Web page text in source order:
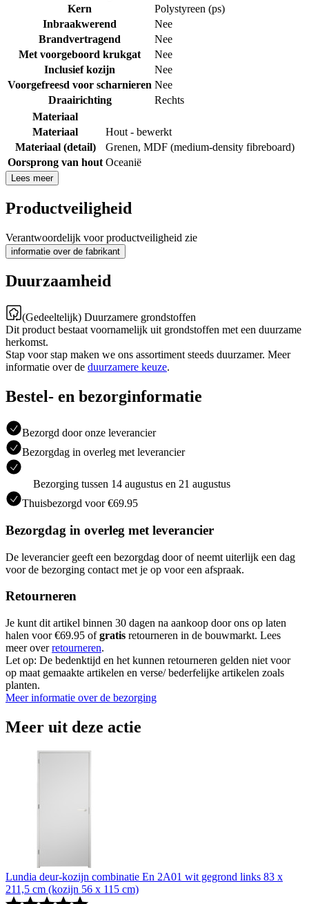
Kern
Polystyreen (ps)
Inbraakwerend
Nee
Brandvertragend
Nee
Met voorgeboord krukgat
Nee
Inclusief kozijn
Nee
Voorgefreesd voor scharnieren Nee
Draairichting
Rechts
Materiaal
Materiaal
Hout - bewerkt
Materiaal (detail)
Grenen, MDF (medium-density fibreboard)
Oorsprong van hout Oceanië
Lees meer
Productveiligheid
Verantwoordelijk voor productveiligheid zie
informatie over de fabrikant
Duurzaamheid
(Gedeeltelijk) Duurzamere grondstoffen
Dit product bestaat voornamelijk uit grondstoffen met een duurzame
herkomst.
Stap voor stap maken we ons assortiment steeds duurzamer. Meer
informatie over de duurzamere keuze.
Bestel- en bezorginformatie
Bezorgd door onze leverancier
Bezorgdag in overleg met leverancier
Bezorging tussen 14 augustus en 21 augustus
Thuisbezorgd voor €69.95
Bezorgdag in overleg met leverancier
De leverancier geeft een bezorgdag door of neemt uiterlijk een dag
voor de bezorging contact met je op voor een afspraak.
Retourneren
Je kunt dit artikel binnen 30 dagen na aankoop door ons op laten
halen voor €69.95 ofgratis retourneren in de bouwmarkt. Lees
meer overretourneren.
Let op: De bedenktijd en het kunnen retourneren gelden niet voor
op maat gemaakte artikelen en verse/ bederfelijke artikelen zoals
planten.
Meer informatie over de bezorging
Meer uit deze actie
Lundia deur-kozijn combinatie En 2A01 wit gegrond links 83 x
211,5 cm (kozijn 56 x 115 cm)